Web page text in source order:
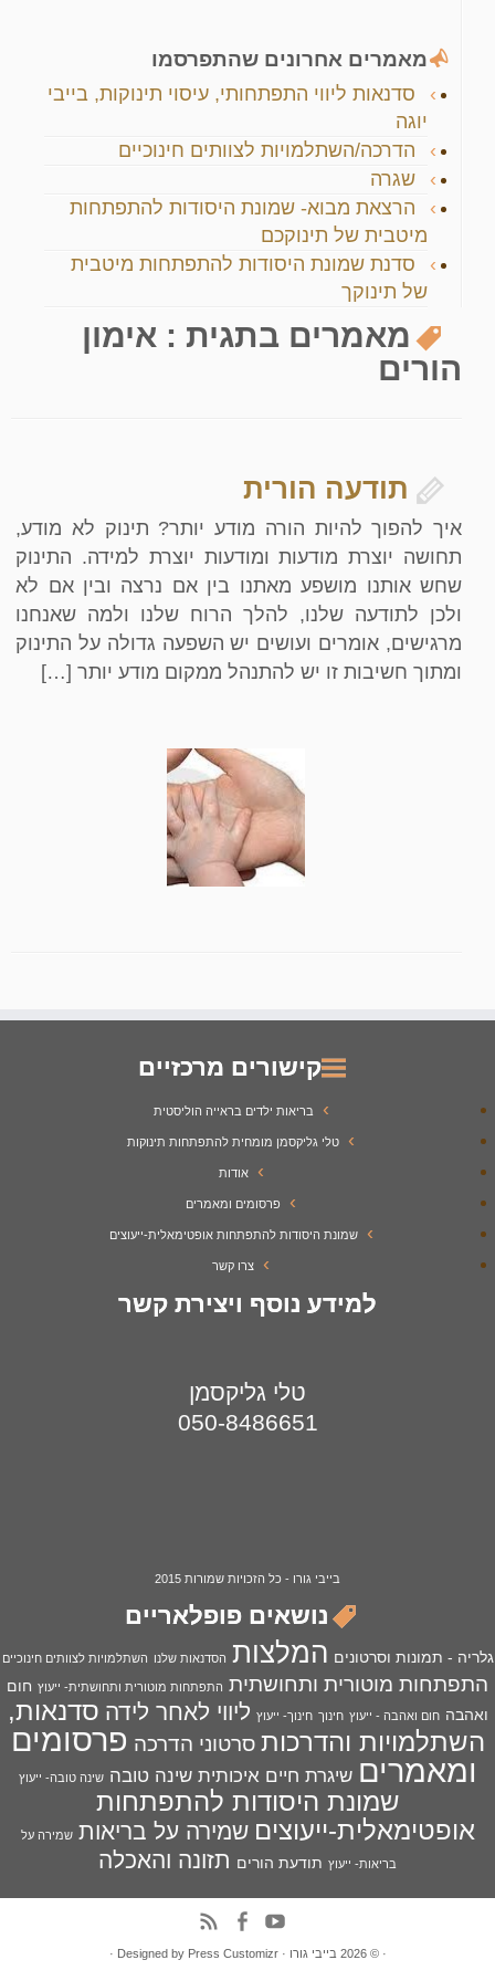
מאמרים אחרונים שהתפרסמו
סדנאות ליווי התפתחותי, עיסוי תינוקות, בייבי
יוגה
הדרכה/השתלמויות לצוותים חינוכיים
שגרה
הרצאת מבוא- שמונת היסודות להתפתחות
מיטבית של תינוקכם
סדנת שמונת היסודות להתפתחות מיטבית
של תינוקך
מאמרים בתגית : אימון
הורים
תודעה הורית
איך להפוך להיות הורה מודע יותר? תינוק לא מודע,
תחושה יוצרת מודעות ומודעות יוצרת למידה. התינוק
שחש אותנו מושפע מאתנו בין אם נרצה ובין אם לא
ולכן לתודעה שלנו, להלך הרוח שלנו ולמה שאנחנו
מרגישים, אומרים ועושים יש השפעה גדולה על התינוק
ומתוך חשיבות זו יש להתנהל ממקום מודע יותר […]
קישורים מרכזיים
בריאות ילדים בראייה הוליסטית
טלי גליקסמן מומחית להתפתחות תינוקות
אודות
פרסומים ומאמרים
שמונת היסודות להתפתחות אופטימאלית-ייעוצים
צרו קשר
למידע נוסף ויצירת קשר
טלי גליקסמן
050-8486651
בייבי גורו - כל הזכויות שמורות 2015
נושאים פופלאריים
גלריה - תמונות וסרטונים המלצות הסדנאות שלנו השתלמויות לצוותים חינוכיים
התפתחות מוטורית ותחושתית התפתחות מוטורית ותחושתית- ייעוץ חום
ואהבה חום ואהבה - ייעוץ חינוך חינוך- ייעוץ ליווי לאחר לידה סדנאות,
השתלמויות והדרכות סרטוני הדרכה פרסומים
ומאמרים שיגרת חיים איכותית שינה טובה שינה טובה- ייעוץ
שמונת היסודות להתפתחות
אופטימאלית-ייעוצים שמירה על בריאות שמירה על
בריאות- ייעוץ תודעת הורים תזונה והאכלה
· © 2026 בייבי גורו · Designed by
Press Customizr
·